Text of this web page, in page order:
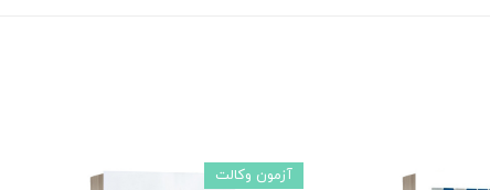
آزمون وکالت